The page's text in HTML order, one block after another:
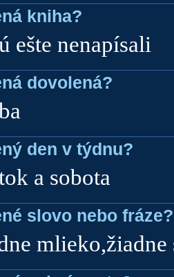
kniha?
ešte nenapísali
dovolená?
den v týdnu?
a sobota
slovo nebo fráze?